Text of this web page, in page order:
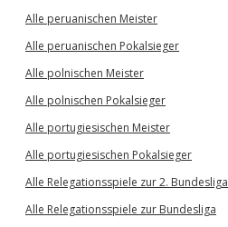
Alle peruanischen Meister
Alle peruanischen Pokalsieger
Alle polnischen Meister
Alle polnischen Pokalsieger
Alle portugiesischen Meister
Alle portugiesischen Pokalsieger
Alle Relegationsspiele zur 2. Bundesliga
Alle Relegationsspiele zur Bundesliga